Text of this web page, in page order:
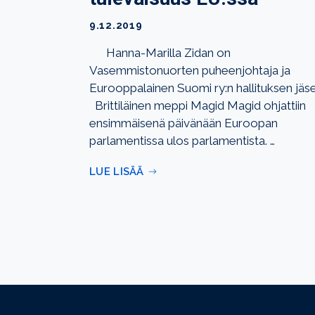
9.12.2019
Hanna-Marilla Zidan on
Vasemmistonuorten puheenjohtaja ja
Eurooppalainen Suomi ry:n hallituksen
Brittiläinen meppi Magid Magid ohjattiin
ensimmäisenä päivänään Euroopan
parlamentissa ulos parlamentista. …
LUE LISÄÄ